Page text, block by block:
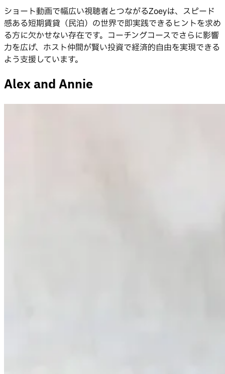
ショート動画で幅広い視聴者とつながるZoeyは、スピード
感ある短期賃貸（民泊）の世界で即実践できるヒントを求め
る方に欠かせない存在です。コーチングコースでさらに影響
力を広げ、ホスト仲間が賢い投資で経済的自由を実現できる
よう支援しています。
Alex and Annie